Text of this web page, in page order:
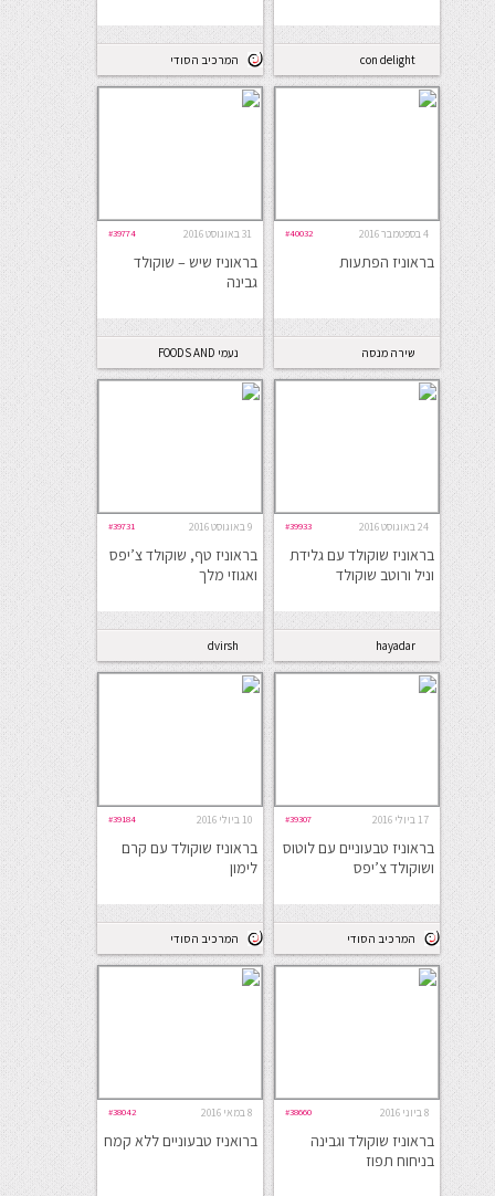
con delight המרכיב הסודי
4 בספטמבר 2016 #40032
בראוניז הפתעות
שירה מנסה
במטבח
31 באוגוסט 2016 #39774
בראוניז שיש – שוקולד
גבינה
נעמי FOODS AND
PHOTOS.COM
24 באוגוסט 2016 #39933
בראוניז שוקולד עם גלידת
וניל ורוטב שוקולד
hayadar
9 באוגוסט 2016 #39731
בראוניז טף, שוקולד צ’יפס
ואגוזי מלך
dvirsh
17 ביולי 2016 #39307
בראוניז טבעוניים עם לוטוס
ושוקולד צ’יפס
המרכיב הסודי
10 ביולי 2016 #39184
בראוניז שוקולד עם קרם
לימון
המרכיב הסודי
8 ביוני 2016 #38660
בראוניז שוקולד וגבינה
בניחוח תפוז
8 במאי 2016 #38042
ברואניז טבעוניים ללא קמח